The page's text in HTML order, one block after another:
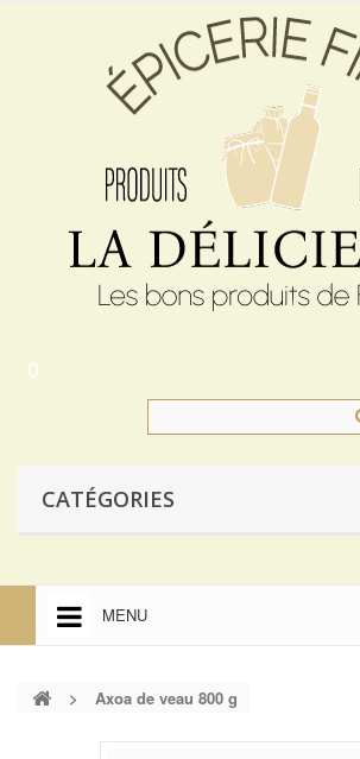
0
CATÉGORIES
MENU
ACCUEIL
> Axoa de veau 800 g